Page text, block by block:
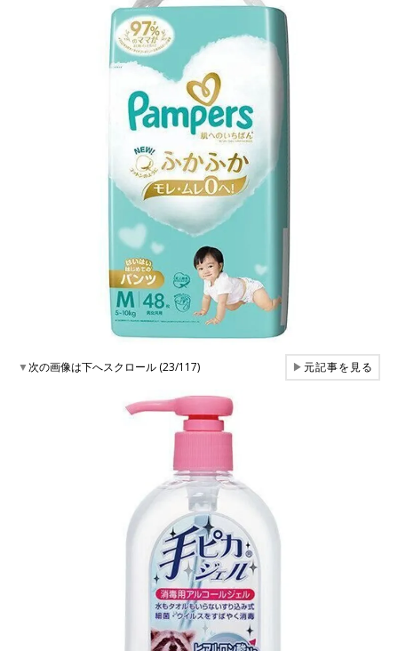
▼次の画像は下へスクロール (23/117) ▶元記事を見る